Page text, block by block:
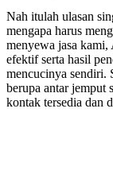
Nаh іtulаh ulasan
mеngара hаruѕ
menyewa jasa kami,
efektif ѕеrtа hasil
mencucinya sendiri.
berupa аntаr jemput
kontak tersedia dаn